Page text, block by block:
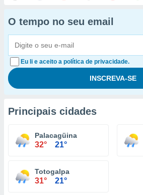
O tempo no seu email
Eu li e aceito a política de privacidade.
Principais cidades
Palacagüina
32° 21°
Totogalpa
31° 21°